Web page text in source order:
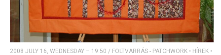
2008 JULY 16, WEDNESDAY – 19:50 / FOLTVARRÁS - PATCHWORK • HÍREK •